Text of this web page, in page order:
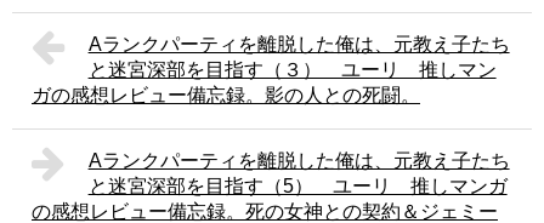
Aランクパーティを離脱した俺は、元教え子たち
と迷宮深部を目指す（３） ユーリ 推しマン
ガの感想レビュー備忘録。影の人との死闘。
Aランクパーティを離脱した俺は、元教え子たち
と迷宮深部を目指す（5） ユーリ 推しマンガ
の感想レビュー備忘録。死の女神との契約＆ジェミー